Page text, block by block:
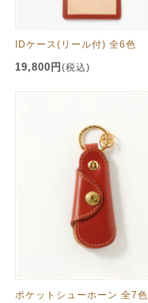
IDケース(リール付) 全6色
19,800円 (税込)
ポケットシューホーン 全7色